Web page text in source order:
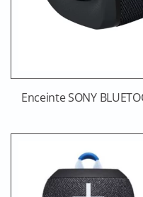
Enceinte SONY